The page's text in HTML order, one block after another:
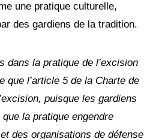
une pratique culturelle,
des gardiens de la tradition.
la pratique de l’excision
l’article 5 de la Charte de
puisque les gardiens
la pratique engendre
des organisations de défense